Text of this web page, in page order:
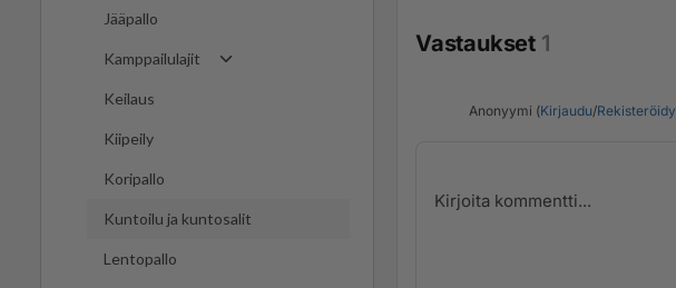
Jääpallo
Kamppailulajit
Keilaus
Kiipeily
Koripallo
Kuntoilu ja kuntosalit
Lentopallo
Vastaukset 1
Anonyymi (Kirjaudu/Rekisteröidy